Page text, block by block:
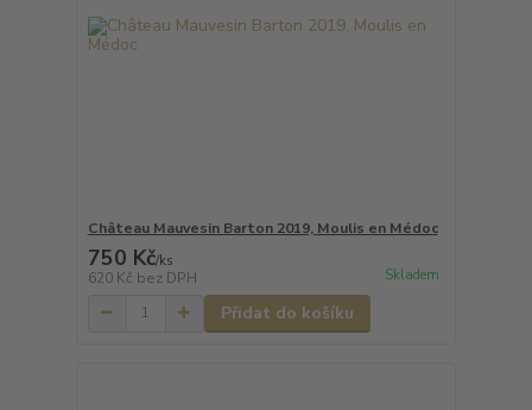
Château Mauvesin Barton 2019, Moulis en Médoc
750 Kč/ks
620 Kč bez DPH Skladem
Přidat do košíku